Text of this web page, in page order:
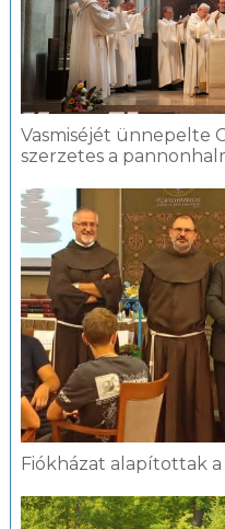
Vasmiséjét ünnepelte
szerzetes a
Fiókházat alapítottak